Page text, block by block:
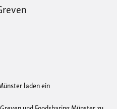
laden ein